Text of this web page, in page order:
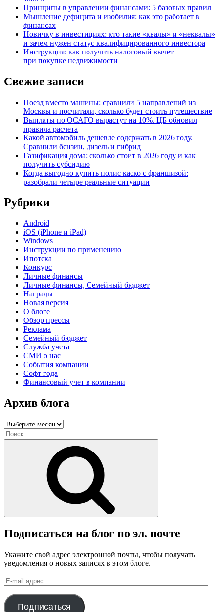
Принципы в управлении финансами: 5 базовых правил
Мышление дефицита и изобилия: как это работает в
финансах
Новичку в инвестициях: кто такие «квалы» и «неквалы»
и зачем нужен статус квалифицированного инвестора
Инструкция: как получить налоговый вычет
при покупке недвижимости
Свежие записи
Поезд вместо машины: сравнили 5 направлений из
Москвы и посчитали, сколько будет стоить путешествие
Выплаты по ОСАГО вырастут на 10%. ЦБ обновил
правила расчета
Какой автомобиль дешевле содержать в 2026 году.
Сравнили бензин, дизель и гибрид
Газификация дома: сколько стоит в 2026 году и как
получить субсидию
Когда выгодно купить полис каско с франшизой:
разобрали четыре реальные ситуации
Рубрики
Android
iOS (iPhone и iPad)
Windows
Инструкции по применению
Ипотека
Конкурс
Личные финансы
Личные финансы, Семейный бюджет
Награды
Новая версия
О блоге
Обзор прессы
Реклама
Семейный бюджет
Служба учета
СМИ о нас
События компании
Софт года
Финансовый учет в компании
Архив блога
Архив
блога
Искать:
Подписаться на блог по эл. почте
Укажите свой адрес электронной почты, чтобы получать
уведомления о новых записях в этом блоге.
E-
mail
адрес
Подписаться